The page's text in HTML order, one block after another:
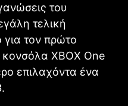
του
τελική
τον πρώτο
κονσόλα XBOX One
επιλαχόντα ένα